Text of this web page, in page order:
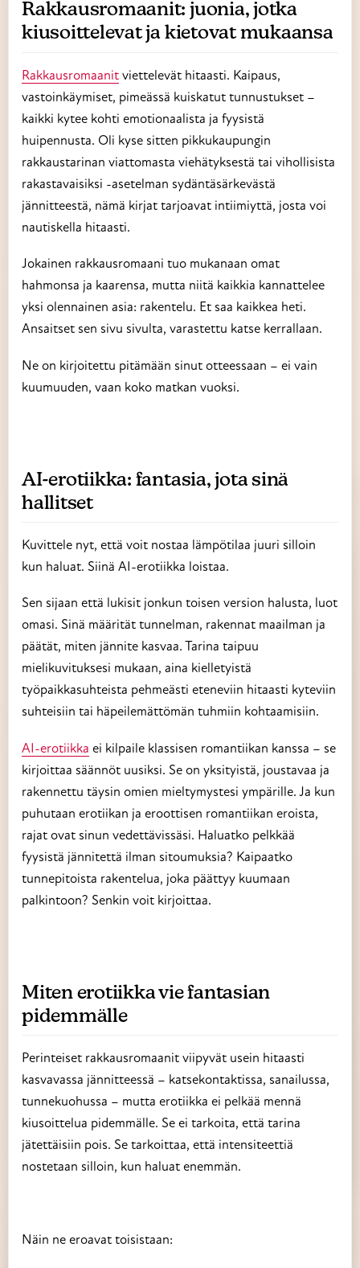
Rakkausromaanit: juonia, jotka
kiusoittelevat ja kietovat mukaansa
Rakkausromaanit viettelevät hitaasti. Kaipaus,
vastoinkäymiset, pimeässä kuiskatut tunnustukset –
kaikki kytee kohti emotionaalista ja fyysistä
huipennusta. Oli kyse sitten pikkukaupungin
rakkaustarinan viattomasta viehätyksestä tai vihollisista
rakastavaisiksi -asetelman sydäntäsärkevästä
jännitteestä, nämä kirjat tarjoavat intiimiyttä, josta voi
nautiskella hitaasti.
Jokainen rakkausromaani tuo mukanaan omat
hahmonsa ja kaarensa, mutta niitä kaikkia kannattelee
yksi olennainen asia: rakentelu. Et saa kaikkea heti.
Ansaitset sen sivu sivulta, varastettu katse kerrallaan.
Ne on kirjoitettu pitämään sinut otteessaan – ei vain
kuumuuden, vaan koko matkan vuoksi.
AI-erotiikka: fantasia, jota sinä
hallitset
Kuvittele nyt, että voit nostaa lämpötilaa juuri silloin
kun haluat. Siinä AI-erotiikka loistaa.
Sen sijaan että lukisit jonkun toisen version halusta, luot
omasi. Sinä määrität tunnelman, rakennat maailman ja
päätät, miten jännite kasvaa. Tarina taipuu
mielikuvituksesi mukaan, aina kielletyistä
työpaikkasuhteista pehmeästi eteneviin hitaasti kyteviin
suhteisiin tai häpeilemättömän tuhmiin kohtaamisiin.
AI-erotiikka ei kilpaile klassisen romantiikan kanssa – se
kirjoittaa säännöt uusiksi. Se on yksityistä, joustavaa ja
rakennettu täysin omien mieltymystesi ympärille. Ja kun
puhutaan erotiikan ja eroottisen romantiikan eroista,
rajat ovat sinun vedettävissäsi. Haluatko pelkkää
fyysistä jännitettä ilman sitoumuksia? Kaipaatko
tunnepitoista rakentelua, joka päättyy kuumaan
palkintoon? Senkin voit kirjoittaa.
Miten erotiikka vie fantasian
pidemmälle
Perinteiset rakkausromaanit viipyvät usein hitaasti
kasvavassa jännitteessä – katsekontaktissa, sanailussa,
tunnekuohussa – mutta erotiikka ei pelkää mennä
kiusoittelua pidemmälle. Se ei tarkoita, että tarina
jätettäisiin pois. Se tarkoittaa, että intensiteettiä
nostetaan silloin, kun haluat enemmän.
Näin ne eroavat toisistaan: